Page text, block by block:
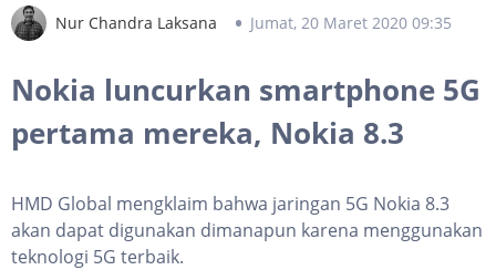
Nur Chandra Laksana Jumat, 20 Maret 2020 09:35
Nokia luncurkan smartphone 5G
pertama mereka, Nokia 8.3
HMD Global mengklaim bahwa jaringan 5G Nokia 8.3
akan dapat digunakan dimanapun karena menggunakan
teknologi 5G terbaik.